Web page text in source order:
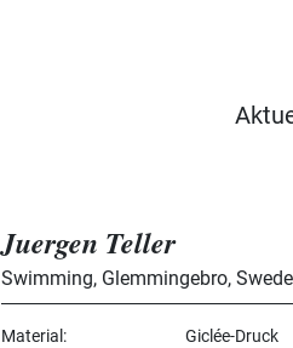
Juergen Teller
Swimming, Glemmingebro,
Material
Giclée-Druck